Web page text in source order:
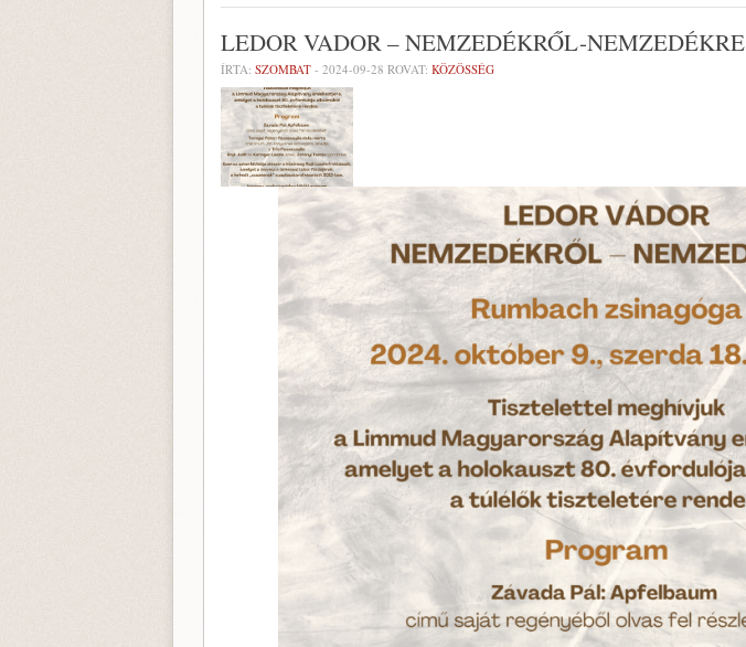
LEDOR VADOR – NEMZEDÉKRŐL-NEMZEDÉKRE
ÍRTA: SZOMBAT - 2024-09-28 ROVAT: KÖZÖSSÉG